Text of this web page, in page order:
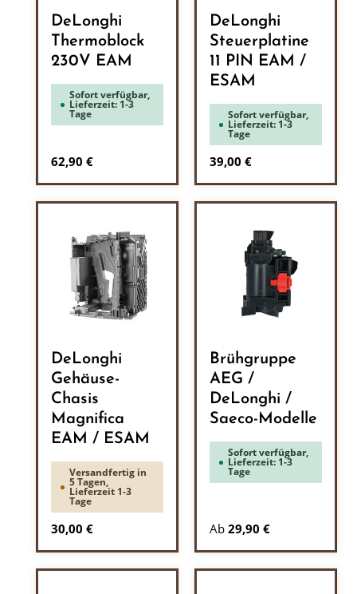
DeLonghi
Thermoblock
230V EAM
Sofort verfügbar,
Lieferzeit: 1-3
Tage
Regulärer Preis:
62,90 €
DeLonghi
Steuerplatine
11 PIN EAM /
ESAM
Sofort verfügbar,
Lieferzeit: 1-3
Tage
Regulärer Preis:
39,00 €
DeLonghi
Gehäuse-
Chasis
Magnifica
EAM / ESAM
Versandfertig in
5 Tagen,
Lieferzeit 1-3
Tage
Regulärer Preis:
30,00 €
Brühgruppe
AEG /
DeLonghi /
Saeco-Modelle
Sofort verfügbar,
Lieferzeit: 1-3
Tage
Ab 29,90 €